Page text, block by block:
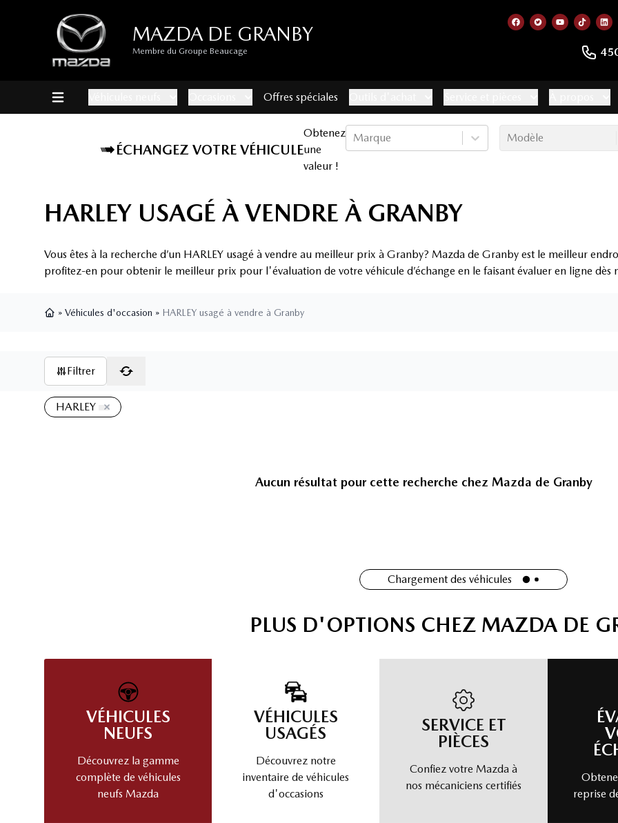
MAZDA DE GRANBY
Membre du Groupe Beaucage
Lien vers notre page
Lien vers notre
Lien vers
Lien
Offres spéciales
ÉCHANGEZ VOTRE VÉHICULE
Obtenez
une
valeur !
Marque Modèle
HARLEY USAGÉ À VENDRE À GRANBY
Vous êtes à la recherche d’un HARLEY usagé à vendre au meilleur prix à Granby? Mazda de Granby est le meilleur
profitez-en pour obtenir le meilleur prix pour l'évaluation de votre véhicule d’échange en le faisant évaluer en ligne dès
» Véhicules d'occasion » HARLEY usagé à vendre à Granby
Filtrer
HARLEY
Aucun résultat pour cette recherche chez Mazda de Granby
Chargement des véhicules
PLUS D'OPTIONS CHEZ MAZDA DE
VÉHICULES
NEUFS
Découvrez la gamme
complète de véhicules
neufs Mazda
VÉHICULES
USAGÉS
Découvrez notre
inventaire de véhicules
d'occasions
SERVICE ET
PIÈCES
Confiez votre Mazda à
nos mécaniciens certifiés
reprise